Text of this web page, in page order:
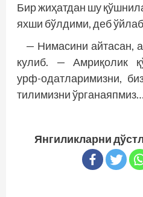
Бир жиҳатдан шу
яхши бўлдими, деб
— Нимасини айтасан,
кулиб. — Амриқолик
урф-одатларимизни,
тилимизни
Янгиликларни